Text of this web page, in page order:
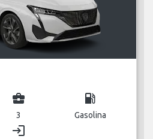
business_center
3
local_gas_station
Gasolina
login